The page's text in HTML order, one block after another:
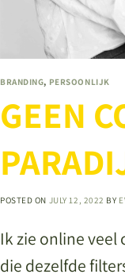
BRANDING, PERSOONLIJK
GEEN
POSTED ON JULY 12, 2022 BY
Ik zie online veel
die dezelfde